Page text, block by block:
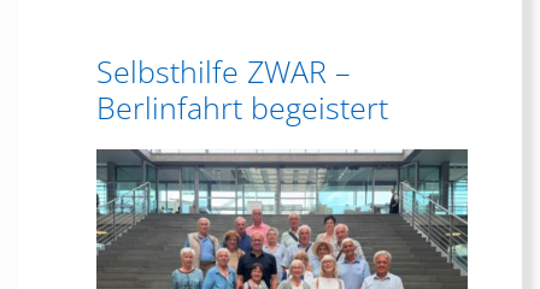
Selbsthilfe ZWAR –
Berlinfahrt begeistert